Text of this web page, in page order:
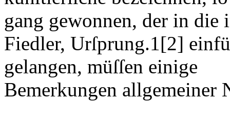
gang gewonnen, der in
Fiedler, Urſprung.1[2]
gelangen, müſſen einige
Bemerkungen allgemeiner